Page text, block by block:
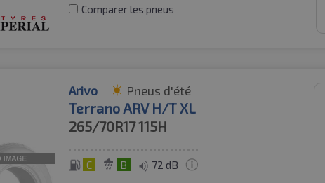
Comparer les pneus
Arivo Pneus d'été
Terrano ARV H/T XL
265/70R17115H
C B 72 dB